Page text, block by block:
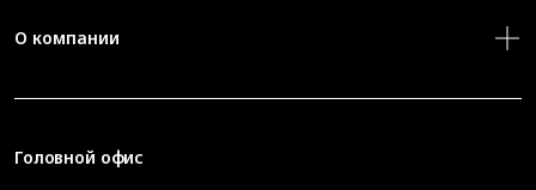
О компании
Головной офис